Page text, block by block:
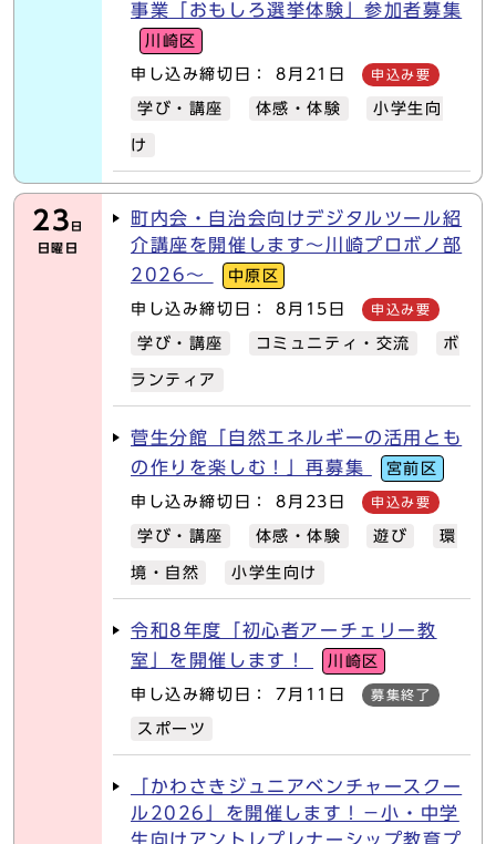
事業「おもしろ選挙体験」参加者募集
川崎区
申し込み締切日： 8月21日 申込み要
学び・講座 体感・体験 小学生向
け
23 日
日曜日
町内会・自治会向けデジタルツール紹
介講座を開催します～川崎プロボノ部
2026～
中原区
申し込み締切日： 8月15日 申込み要
学び・講座 コミュニティ・交流 ボ
ランティア
菅生分館「自然エネルギーの活用とも
の作りを楽しむ！」再募集
宮前区
申し込み締切日： 8月23日 申込み要
学び・講座 体感・体験 遊び 環
境・自然 小学生向け
令和8年度「初心者アーチェリー教
室」を開催します！
川崎区
申し込み締切日： 7月11日 募集終了
スポーツ
「かわさきジュニアベンチャースクー
ル2026」を開催します！－小・中学
生向けアントレプレナーシップ教育プ